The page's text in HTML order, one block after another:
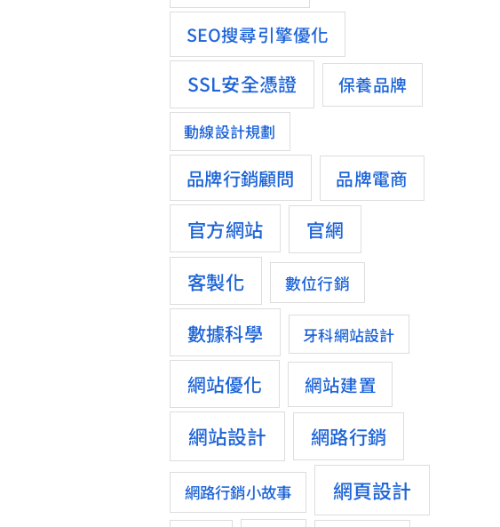
SEO搜尋引擎優化
SSL安全憑證 保養品牌
動線設計規劃
品牌行銷顧問 品牌電商
官方網站 官網
客製化 數位行銷
數據科學 牙科網站設計
網站優化 網站建置
網站設計 網路行銷
網路行銷小故事 網頁設計